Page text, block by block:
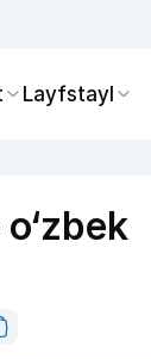
Layfstayl